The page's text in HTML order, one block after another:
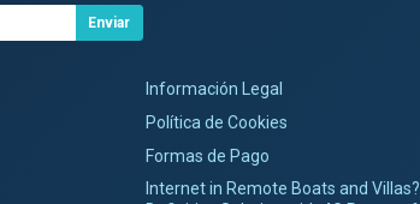
Enviar
Información Legal
Política de Cookies
Formas de Pago
Internet in Remote Boats and Villas?